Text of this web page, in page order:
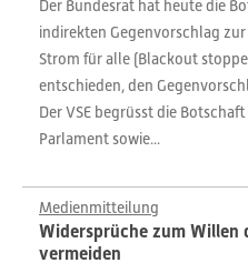
Der Bundesrat hat heute die
indirekten Gegenvorschlag
Strom für alle (Blackout
entschieden, den
Der VSE begrüsst die
Parlament sowie...
Medienmitteilung
Widersprüche zum Willen
vermeiden